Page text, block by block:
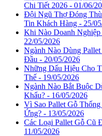
Chi Tiết 2026 - 01/06/
Đội Ngũ Thợ Đóng
Tin Khách Hàng - 25/
Khi Nào Doanh
22/05/2026
Ngành Nào Dùng
Đầu - 20/05/2026
Những Dấu Hiệu Cho
Thế - 19/05/2026
Ngành Nào Bắt Buộc
Khẩu? - 16/05/2026
Vì Sao Pallet Gỗ
Ứng? - 13/05/2026
Các Loại Pallet Gỗ Cũ
11/05/2026